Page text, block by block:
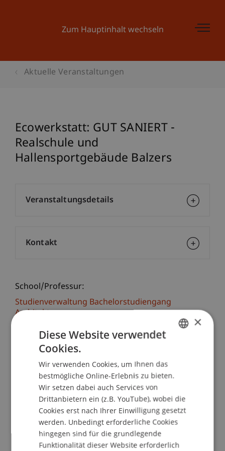
Zum Hauptinhalt wechseln
Aktuelle Veranstaltungen
Ecowerkstatt: GUT SANIERT -
Realschule und
Hallensportgebäude Balzers
School/Professur:
Studienverwaltung Bachelorstudiengang
Architektur
Vor der Sanierung öffentlicher Bauten steht oft
ein längerer Prozess der Entscheidungsfindung:
Welche Massnahmen sind angemessen und
notwendig?
Zustandsanalyse und Bedarfsanalyse
Kostenplanung und Kostenmanagement
Machbarkeitsstudie
Ausführungskonzept
Führung durch die Gebaude
Veranstaltungsdetails
Kontakt
×
Diese Website verwendet
Cookies.
Wir verwenden Cookies, um Ihnen das
bestmögliche Online-Erlebnis zu bieten.
Wir setzen dabei auch Services von
Drittanbietern ein (z.B. YouTube), wobei die
Cookies erst nach Ihrer Einwilligung gesetzt
werden. Unbedingt erforderliche Cookies
hingegen sind für die grundlegende
Funktionalität dieser Website erforderlich